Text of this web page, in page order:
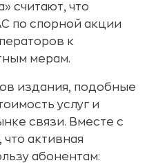
считают, что
по спорной акции
к
мерам.
издания, подобные
услуг и
связи. Вместе с
активная
абонентам: